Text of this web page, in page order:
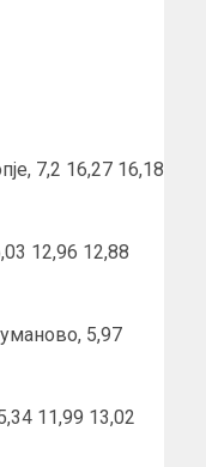
7,2 16,27 16,18
12,96 12,88
5,97
11,99 13,02